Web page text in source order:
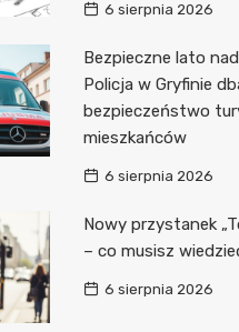
6 sierpnia 2026
Bezpieczne lato
Policja w Gryfinie
bezpieczeństwo
mieszkańców
6 sierpnia 2026
Nowy przystanek
– co musisz
6 sierpnia 2026